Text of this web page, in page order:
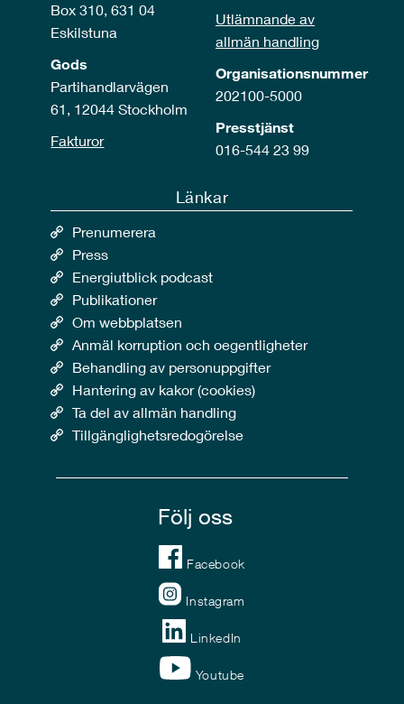
Box 310, 631 04
Eskilstuna
Gods
Partihandlarvägen
61, 12044 Stockholm
Fakturor
Utlämnande av
allmän handling
Organisationsnummer
202100-5000
Presstjänst
016-544 23 99
Länkar
Prenumerera
Press
Energiutblick podcast
Publikationer
Om webbplatsen
Anmäl korruption och oegentligheter
Behandling av personuppgifter
Hantering av kakor (cookies)
Ta del av allmän handling
Tillgänglighetsredogörelse
Följ oss
Facebook
Instagram
LinkedIn
Youtube